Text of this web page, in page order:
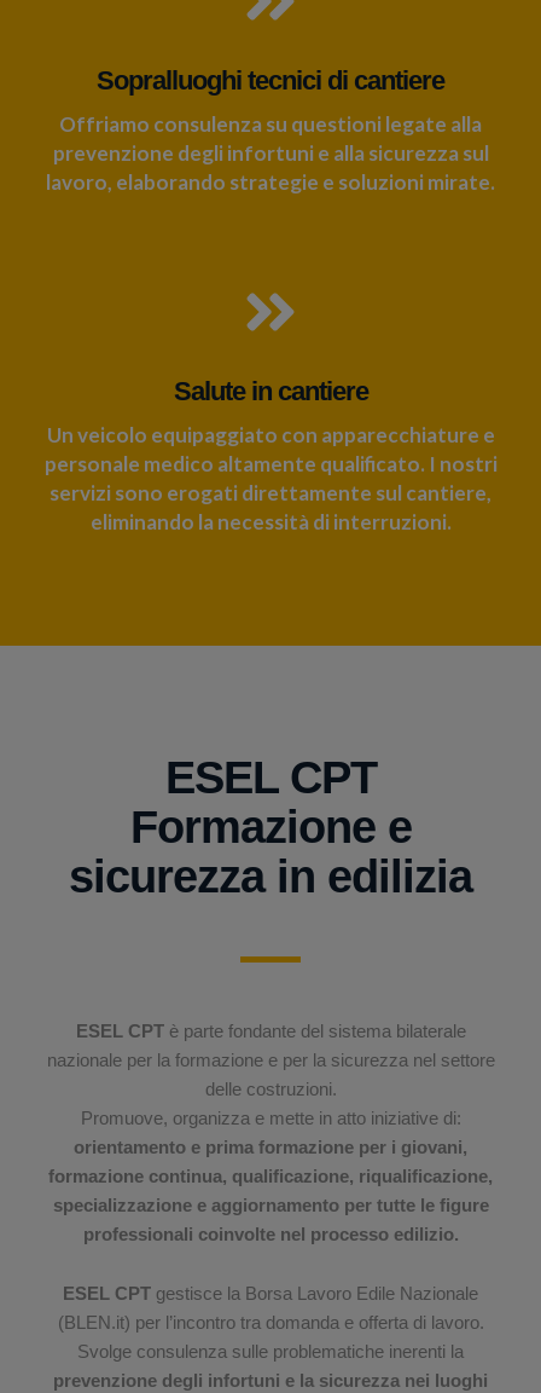
Sopralluoghi tecnici di cantiere
Offriamo consulenza su questioni legate alla
prevenzione degli infortuni e alla sicurezza sul
lavoro, elaborando strategie e soluzioni mirate.
Salute in cantiere
Un veicolo equipaggiato con apparecchiature e
personale medico altamente qualificato. I nostri
servizi sono erogati direttamente sul cantiere,
eliminando la necessità di interruzioni.
ESEL CPT
Formazione e
sicurezza in edilizia
ESEL CPTè parte fondante del sistema bilaterale
nazionale per la formazione e per la sicurezza nel settore
delle costruzioni.
Promuove, organizza e mette in atto iniziative di:
orientamento e prima formazione per i giovani,
formazione continua, qualificazione, riqualificazione,
specializzazione e aggiornamento per tutte le figure
professionali coinvolte nel processo edilizio.
ESEL CPT gestisce la Borsa Lavoro Edile Nazionale
(BLEN.it) per l’incontro tra domanda e offerta di lavoro.
Svolge consulenza sulle problematiche inerenti la
prevenzione degli infortuni e la sicurezza nei luoghi